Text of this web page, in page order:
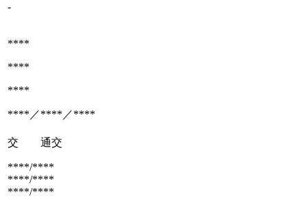
-
****
****
****
****／****／****
交 通交
****/****
****/****
****/****